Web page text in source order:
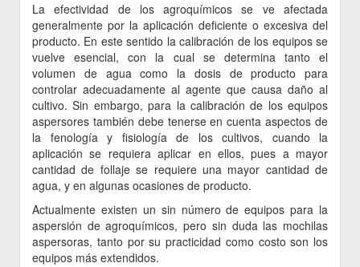
La efectividad de los agroquímicos se ve afectada
generalmente por la aplicación deficiente o excesiva del
producto. En este sentido la calibración de los equipos se
vuelve esencial, con la cual se determina tanto el
volumen de agua como la dosis de producto para
controlar adecuadamente al agente que causa daño al
cultivo. Sin embargo, para la calibración de los equipos
aspersores también debe tenerse en cuenta aspectos de
la fenología y fisiología de los cultivos, cuando la
aplicación se requiera aplicar en ellos, pues a mayor
cantidad de follaje se requiere una mayor cantidad de
agua, y en algunas ocasiones de producto.
Actualmente existen un sin número de equipos para la
aspersión de agroquímicos, pero sin duda las mochilas
aspersoras, tanto por su practicidad como costo son los
equipos más extendidos.